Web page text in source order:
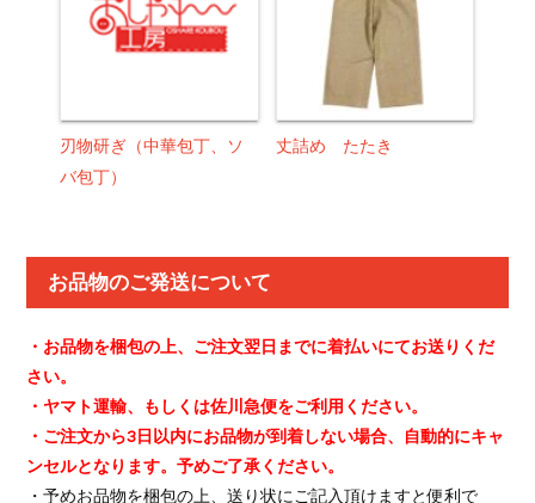
刃物研ぎ（中華包丁、ソ
バ包丁）
丈詰め たたき
お品物のご発送について
・お品物を梱包の上、ご注文翌日までに着払いにてお送りくだ
さい。
・ヤマト運輸、もしくは佐川急便をご利用ください。
・ご注文から3日以内にお品物が到着しない場合、自動的にキャ
ンセルとなります。予めご了承ください。
・予めお品物を梱包の上、送り状にご記入頂けますと便利で